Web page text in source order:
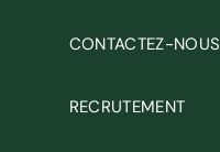
CONTACTEZ-NOUS
RECRUTEMENT